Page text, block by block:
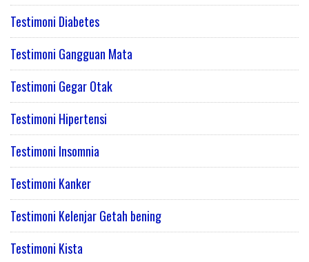
Testimoni Diabetes
Testimoni Gangguan Mata
Testimoni Gegar Otak
Testimoni Hipertensi
Testimoni Insomnia
Testimoni Kanker
Testimoni Kelenjar Getah bening
Testimoni Kista